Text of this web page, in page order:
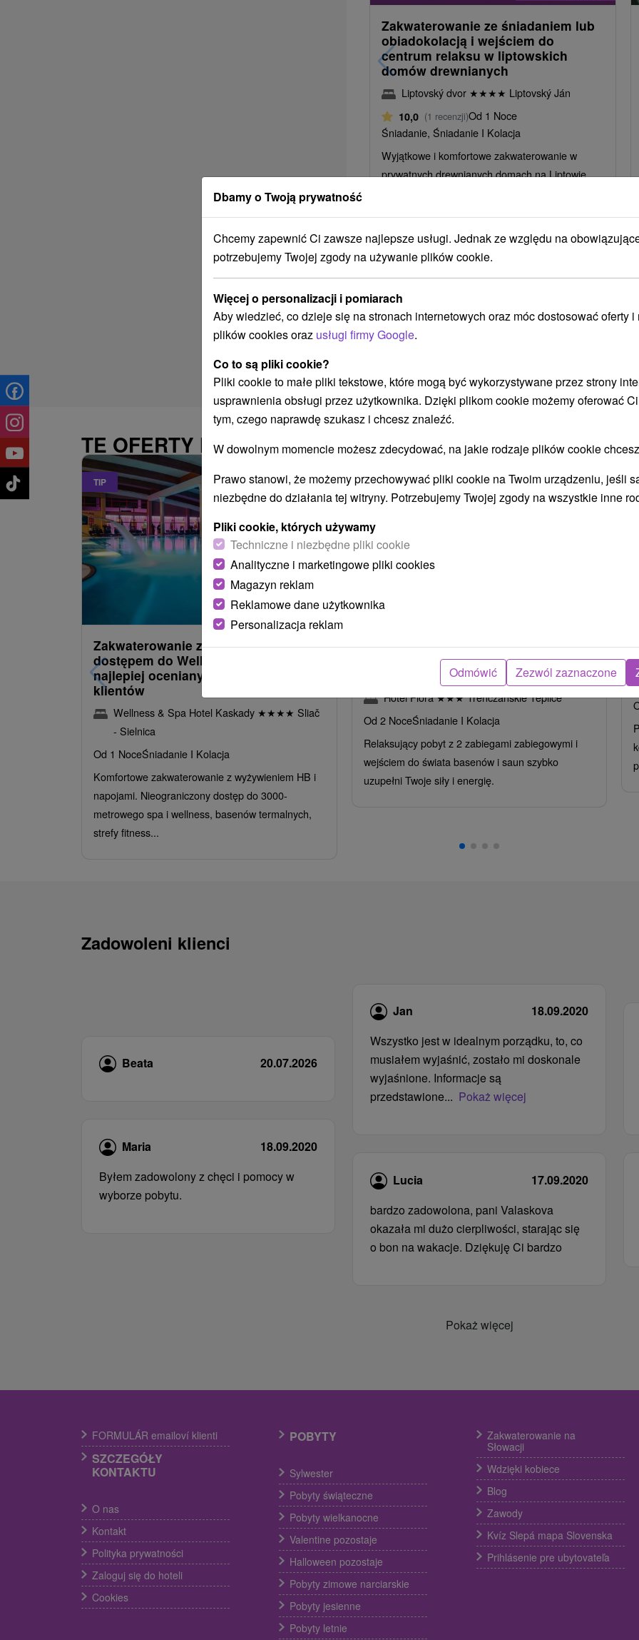
Zakwaterowanie ze śniadaniem lub
obiadokolacją i wejściem do
centrum relaksu w liptowskich
domów drewnianych
Liptovský dvor ★★★★ Liptovský Ján
10,0 (1 recenzji)Od 1 Noce
Śniadanie, Śniadanie I Kolacja
Wyjątkowe i komfortowe zakwaterowanie w
prywatnych drewnianych domach na Liptowie.
TE OFERTY MOGĄ PAŃSTWO BYĆ TAKŻE
TIP
od485,22zł
/noc/osoba
Zakwaterowanie z obiadokolacją i
dostępem do Wellness i Spa: Jeden z
najlepiej ocenianych hoteli przez
klientów
Wellness & Spa Hotel Kaskady ★★★★ Sliač
- Sielnica
Od 1 NoceŚniadanie I Kolacja
Komfortowe zakwaterowanie z wyżywieniem HB i
napojami. Nieograniczony dostęp do 3000-
metrowego spa i wellness, basenów termalnych,
strefy fitness...
Intensywny pobyt MINI RELAX:
Szybka i skuteczna ucieczka od
Hotel Flóra★★★Trenczańskie Teplice
Od 2 NoceŚniadanie I Kolacja
Relaksujący pobyt z 2 zabiegami zabiegowymi i
wejściem do świata basenów i saun szybko
uzupełni Twoje siły i energię.
Zadowoleni klienci
Beata 20.07.2026
Maria
18.09.2020
Byłem zadowolony z chęci i pomocy w
wyborze pobytu.
Jan
18.09.2020
Wszystko jest w idealnym porządku, to, co
musiałem wyjaśnić, zostało mi doskonale
wyjaśnione. Informacje są
przedstawione... Pokaż więcej
Lucia
17.09.2020
bardzo zadowolona, ​​pani Valaskova
okazała mi dużo cierpliwości, starając się
o bon na wakacje. Dziękuję Ci bardzo
Pokaż więcej
FORMULÁR emailoví klienti
SZCZEGÓŁY
KONTAKTU
O nas
Kontakt
Polityka prywatności
Zaloguj się do hoteli
Cookies
POBYTY
Sylwester
Pobyty świąteczne
Pobyty wielkanocne
Valentine pozostaje
Halloween pozostaje
Pobyty zimowe narciarskie
Pobyty jesienne
Pobyty letnie
Zakwaterowanie na
Słowacji
Wdzięki kobiece
Blog
Zawody
Kvíz Slepá mapa Slovenska
Prihlásenie pre ubytovateľa
Dbamy o Twoją prywatność
Chcemy zapewnić Ci zawsze najlepsze usługi. Jednak ze względu na
potrzebujemy Twojej zgody na używanie plików cookie.
Więcej o personalizacji i pomiarach
Aby wiedzieć, co dzieje się na stronach internetowych oraz móc dostosować oferty i
plików cookies oraz usługi firmy Google.
Co to są pliki cookie?
Pliki cookie to małe pliki tekstowe, które mogą być wykorzystywane przez strony
usprawnienia obsługi przez użytkownika. Dzięki plikom cookie możemy oferować
tym, czego naprawdę szukasz i chcesz znaleźć.
W dowolnym momencie możesz zdecydować, na jakie rodzaje plików cookie
Prawo stanowi, że możemy przechowywać pliki cookie na Twoim urządzeniu, jeśli
niezbędne do działania tej witryny. Potrzebujemy Twojej zgody na wszystkie inne
Pliki cookie, których używamy
Techniczne i niezbędne pliki cookie
Analityczne i marketingowe pliki cookies
Magazyn reklam
Reklamowe dane użytkownika
Personalizacja reklam
Odmówić Zezwól zaznaczone